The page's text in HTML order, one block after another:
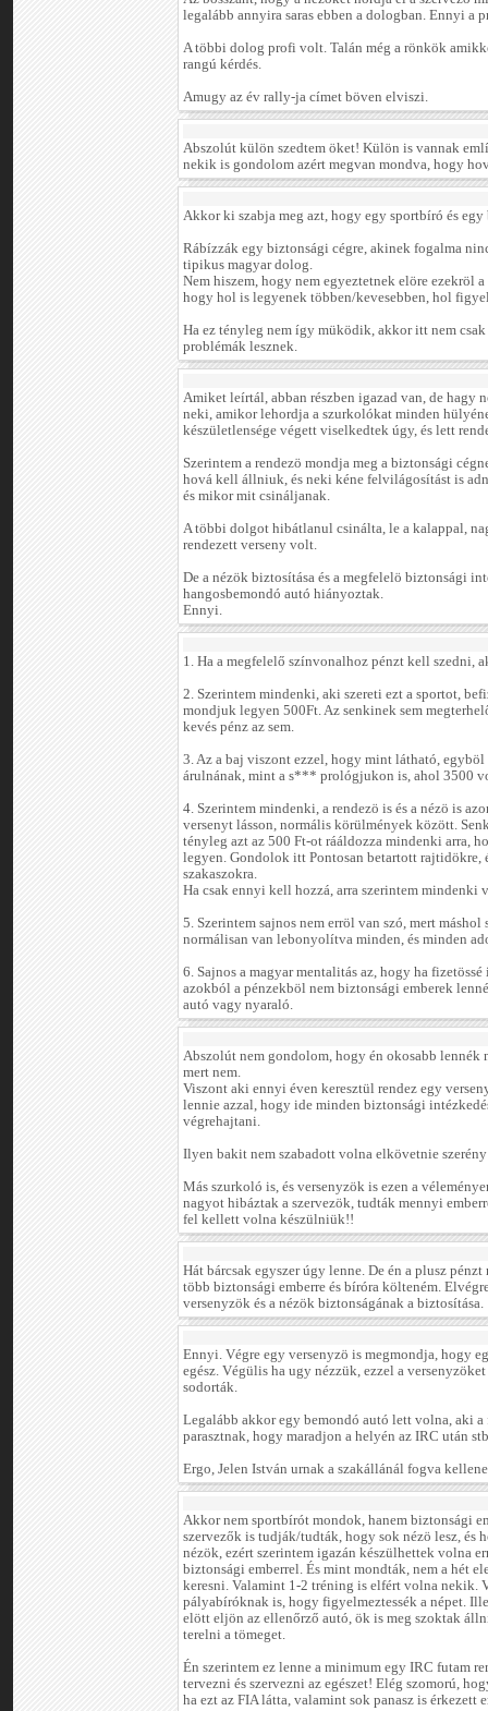
legalább annyira saras ebben a dologban. Ennyi a
A többi dolog profi volt. Talán még a rönkök
rangú kérdés.
Amugy az év rally-ja címet böven elviszi.
Abszolút külön szedtem öket! Külön is vannak
nekik is gondolom azért megvan mondva, hogy
Akkor ki szabja meg azt, hogy egy sportbíró és
Rábízzák egy biztonsági cégre, akinek fogalma
tipikus magyar dolog.
Nem hiszem, hogy nem egyeztetnek elöre ezekröl
hogy hol is legyenek többen/kevesebben, hol
Ha ez tényleg nem így müködik, akkor itt nem
problémák lesznek.
Amiket leírtál, abban részben igazad van, de hagy
neki, amikor lehordja a szurkolókat minden
készületlensége végett viselkedtek úgy, és lett
Szerintem a rendezö mondja meg a biztonsági
hová kell állniuk, és neki kéne felvilágosítást is
és mikor mit csináljanak.
A többi dolgot hibátlanul csinálta, le a kalappal,
rendezett verseny volt.
De a nézök biztosítása és a megfelelö biztonsági
hangosbemondó autó hiányoztak.
Ennyi.
1. Ha a megfelelő színvonalhoz pénzt kell szedni,
2. Szerintem mindenki, aki szereti ezt a sportot,
mondjuk legyen 500Ft. Az senkinek sem
kevés pénz az sem.
3. Az a baj viszont ezzel, hogy mint látható,
árulnának, mint a s*** prológjukon is, ahol 3500
4. Szerintem mindenki, a rendezö is és a nézö is
versenyt lásson, normális körülmények között.
tényleg azt az 500 Ft-ot rááldozza mindenki arra,
legyen. Gondolok itt Pontosan betartott rajtidökre,
szakaszokra.
Ha csak ennyi kell hozzá, arra szerintem mindenki
5. Szerintem sajnos nem erröl van szó, mert máshol
normálisan van lebonyolítva minden, és minden
6. Sajnos a magyar mentalitás az, hogy ha
azokból a pénzekböl nem biztonsági emberek
autó vagy nyaraló.
Abszolút nem gondolom, hogy én okosabb lennék
mert nem.
Viszont aki ennyi éven keresztül rendez egy
lennie azzal, hogy ide minden biztonsági
végrehajtani.
Ilyen bakit nem szabadott volna elkövetnie
Más szurkoló is, és versenyzök is ezen a
nagyot hibáztak a szervezök, tudták mennyi
fel kellett volna készülniük!!
Hát bárcsak egyszer úgy lenne. De én a plusz pénzt
több biztonsági emberre és bíróra költeném.
versenyzök és a nézök biztonságának a biztosítása.
Ennyi. Végre egy versenyzö is megmondja, hogy
egész. Végülis ha ugy nézzük, ezzel a
sodorták.
Legalább akkor egy bemondó autó lett volna, aki
parasztnak, hogy maradjon a helyén az IRC után
Ergo, Jelen István urnak a szakállánál fogva
Akkor nem sportbírót mondok, hanem biztonsági
szervezők is tudják/tudták, hogy sok nézö lesz, és
nézök, ezért szerintem igazán készülhettek volna
biztonsági emberrel. És mint mondták, nem a hét
keresni. Valamint 1-2 tréning is elfért volna nekik.
pályabíróknak is, hogy figyelmeztessék a népet.
elött eljön az ellenőrző autó, ök is meg szoktak
terelni a tömeget.
Én szerintem ez lenne a minimum egy IRC futam
tervezni és szervezni az egészet! Elég szomorú,
ha ezt az FIA látta, valamint sok panasz is érkezett